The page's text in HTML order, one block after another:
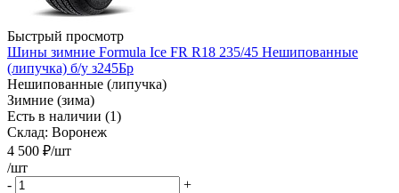
Быстрый просмотр
Шины зимние Formula Ice FR R18 235/45 Нешипованные
(липучка) б/у з245Бр
Нешипованные (липучка)
Зимние (зима)
Есть в наличии (1)
Склад: Воронеж
4 500 ₽/шт
/шт
-
+